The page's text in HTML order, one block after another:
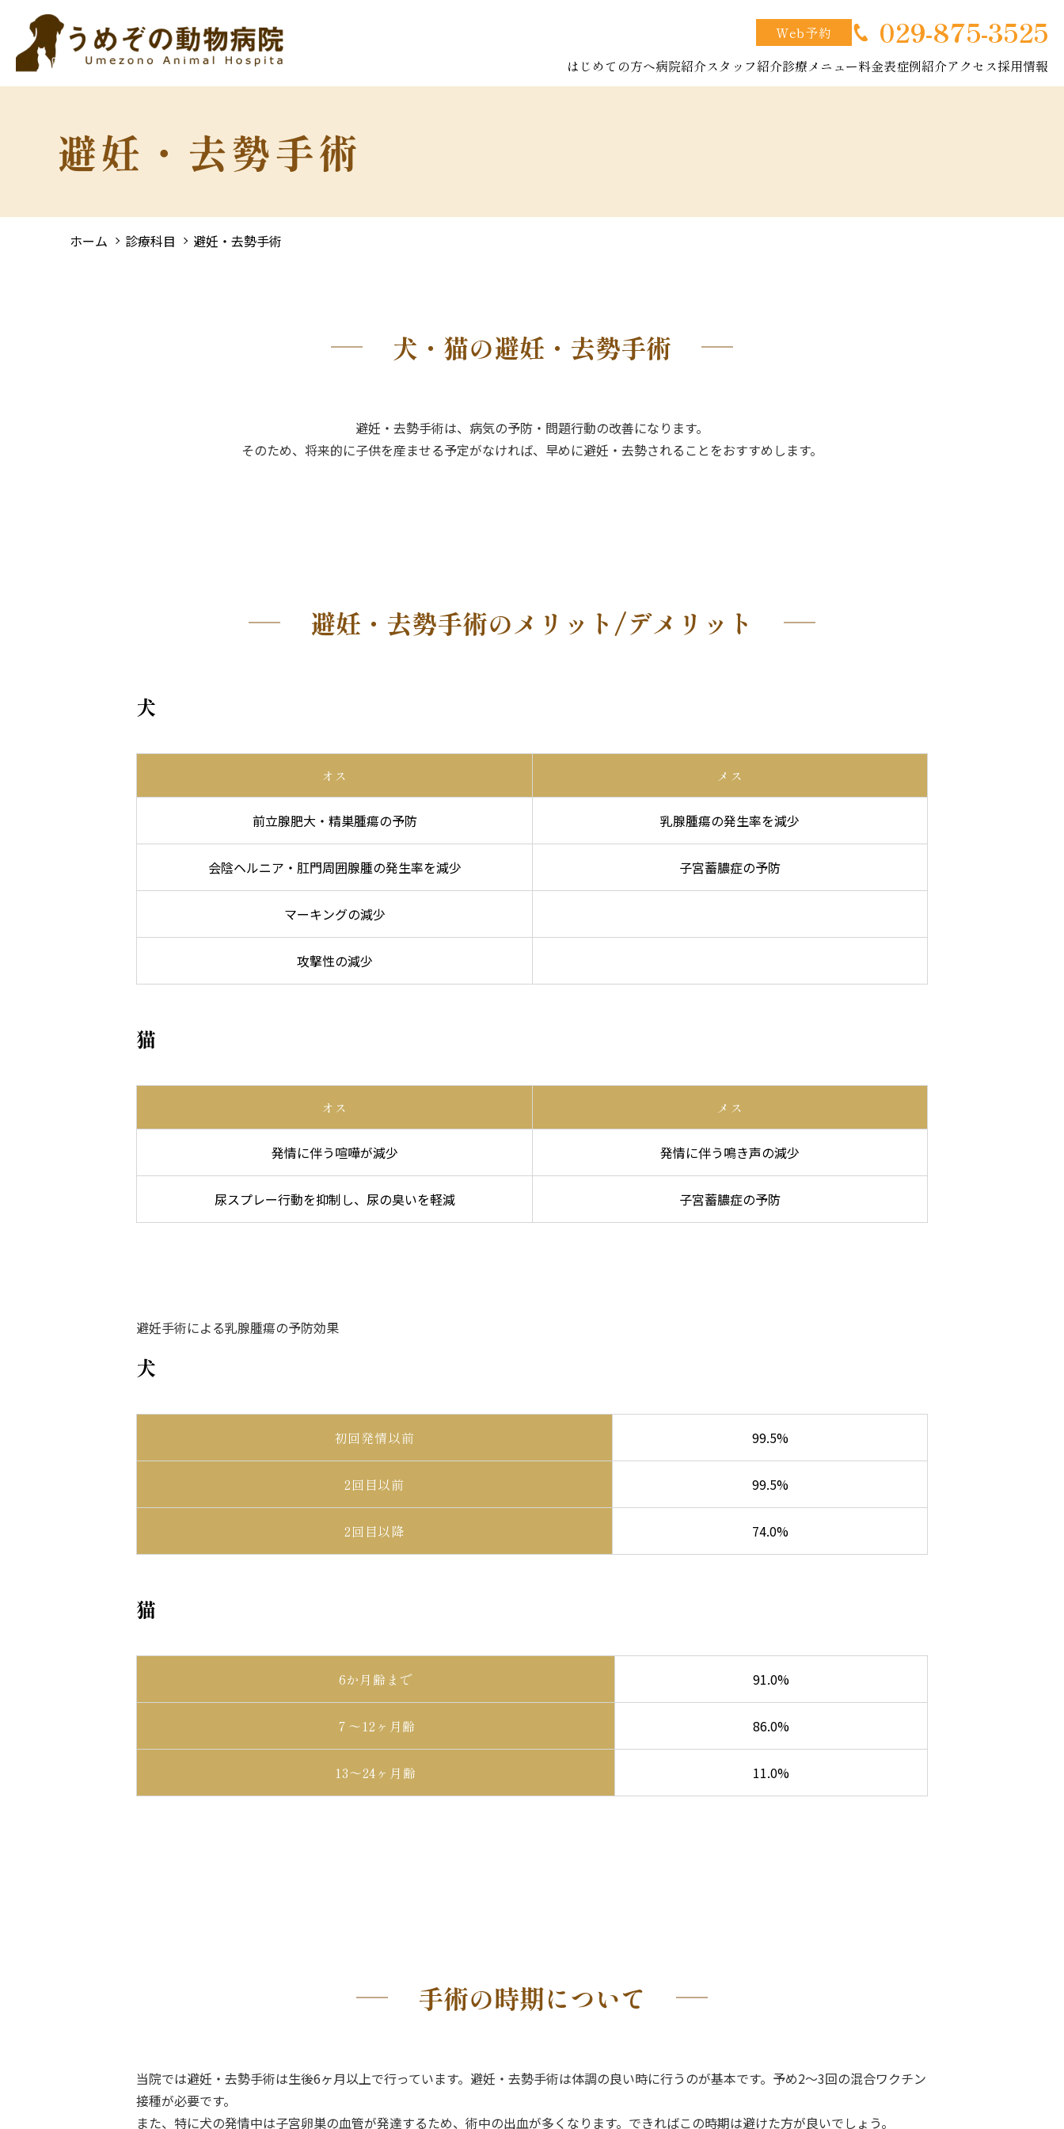
Web予約 029-875-3525
はじめての方へ病院紹介スタッフ紹介診療メニュー料金表症例紹介アクセス採用情報
避妊・去勢手術
ホーム 診療科目 避妊・去勢手術
犬・猫の避妊・去勢手術
避妊・去勢手術は、病気の予防・問題行動の改善になります。
そのため、将来的に子供を産ませる予定がなければ、早めに避妊・去勢されることをおすすめします。
避妊・去勢手術のメリット/デメリット
犬
オス メス
前立腺肥大・精巣腫瘍の予防 乳腺腫瘍の発生率を減少
会陰ヘルニア・肛門周囲腺腫の発生率を減少 子宮蓄膿症の予防
マーキングの減少
攻撃性の減少
猫
オス メス
発情に伴う喧嘩が減少 発情に伴う鳴き声の減少
尿スプレー行動を抑制し、尿の臭いを軽減 子宮蓄膿症の予防
避妊手術による乳腺腫瘍の予防効果
犬
初回発情以前 99.5%
2回目以前 99.5%
2回目以降 74.0%
猫
6か月齢まで 91.0%
７～12ヶ月齢 86.0%
13～24ヶ月齢 11.0%
手術の時期について
当院では避妊・去勢手術は生後6ヶ月以上で行っています。避妊・去勢手術は体調の良い時に行うのが基本です。予め2～3回の混合ワクチン
接種が必要です。
また、特に犬の発情中は子宮卵巣の血管が発達するため、術中の出血が多くなります。できればこの時期は避けた方が良いでしょう。